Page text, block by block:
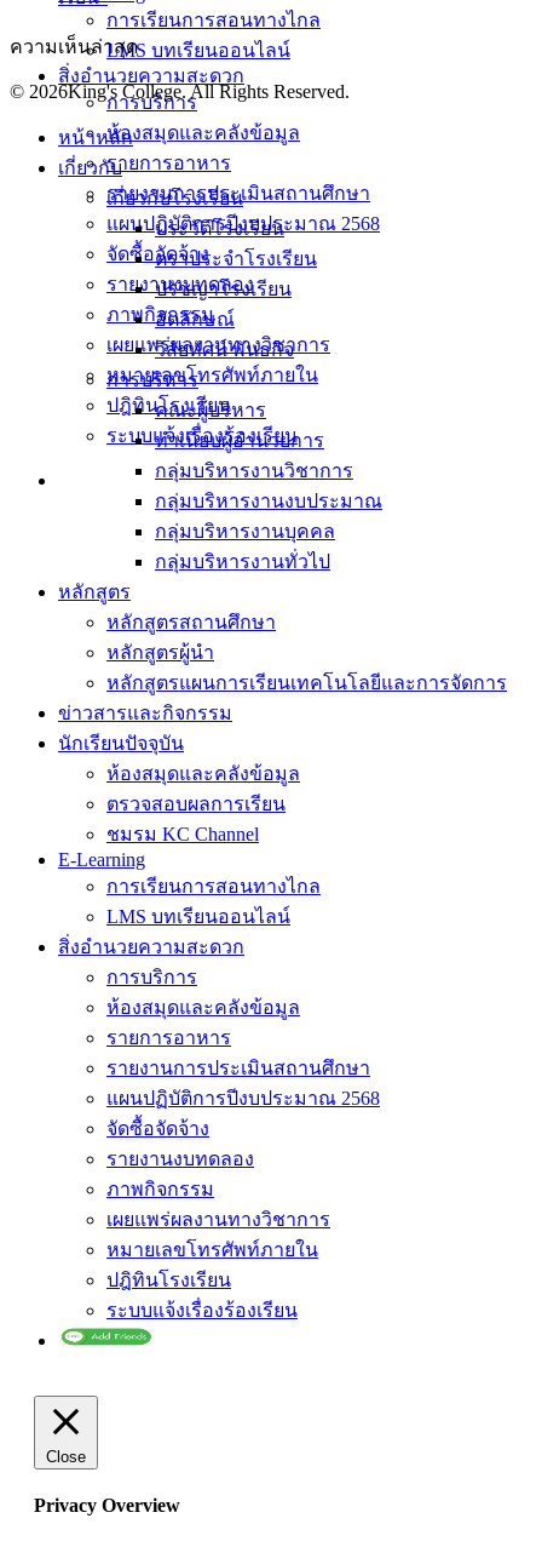
การเรียนการสอนทางไกล
LMS บทเรียนออนไลน์
สิ่งอำนวยความสะดวก
การบริการ
ห้องสมุดและคลังข้อมูล
รายการอาหาร
รายงานการประเมินสถานศึกษา
แผนปฏิบัติการปีงบประมาณ 2568
จัดซื้อจัดจ้าง
รายงานงบทดลอง
ภาพกิจกรรม
เผยแพร่ผลงานทางวิชาการ
หมายเลขโทรศัพท์ภายใน
ปฎิทินโรงเรียน
ระบบแจ้งเรื่องร้องเรียน
ความเห็นล่าสุด
© 2026King's College. All Rights Reserved.
หน้าหลัก
เกี่ยวกับ
เกี่ยวกับโรงเรียน
ประวัติโรงเรียน
ตราประจำโรงเรียน
ปรัชญาโรงเรียน
อัตลักษณ์
วิสัยทัศน์ พันธกิจ
การบริหาร
คณะผู้บริหาร
ทำเนียบผู้อำนวยการ
กลุ่มบริหารงานวิชาการ
กลุ่มบริหารงานงบประมาณ
กลุ่มบริหารงานบุคคล
กลุ่มบริหารงานทั่วไป
หลักสูตร
หลักสูตรสถานศึกษา
หลักสูตรผู้นำ
หลักสูตรแผนการเรียนเทคโนโลยีและการจัดการ
ข่าวสารและกิจกรรม
นักเรียนปัจจุบัน
ห้องสมุดและคลังข้อมูล
ตรวจสอบผลการเรียน
ชมรม KC Channel
E-Learning
การเรียนการสอนทางไกล
LMS บทเรียนออนไลน์
สิ่งอำนวยความสะดวก
การบริการ
ห้องสมุดและคลังข้อมูล
รายการอาหาร
รายงานการประเมินสถานศึกษา
แผนปฏิบัติการปีงบประมาณ 2568
จัดซื้อจัดจ้าง
รายงานงบทดลอง
ภาพกิจกรรม
เผยแพร่ผลงานทางวิชาการ
หมายเลขโทรศัพท์ภายใน
ปฎิทินโรงเรียน
ระบบแจ้งเรื่องร้องเรียน
Close
Privacy Overview